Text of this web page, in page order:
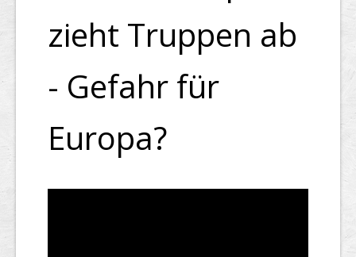
zieht Truppen ab
- Gefahr für
Europa?